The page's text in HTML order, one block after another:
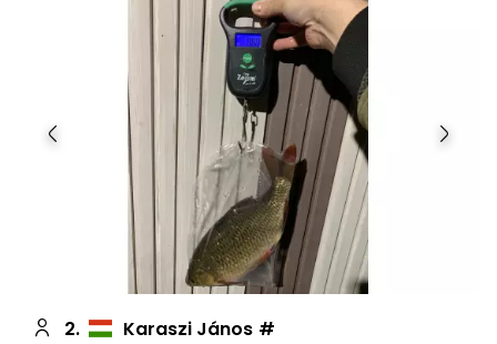
Előző
2.
Karaszi János